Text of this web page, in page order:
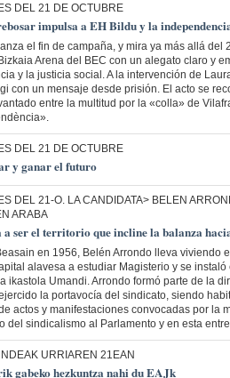
DEL 21 DE OCTUBRE
impulsa a EH Bildu y la
el fin de campaña, y mira ya más allá del
Arena del BEC con un alegato claro y
y la justicia social. A la intervención de
con un mensaje desde prisión. El acto se
entre la multitud por la «colla» de
DEL 21 DE OCTUBRE
y ganar el futuro
DEL 21-O. LA CANDIDATA> BELEN
ARABA
ser el territorio que incline la balanza
en 1956, Belén Arrondo lleva viviendo
alavesa a estudiar Magisterio y se
ikastola Umandi. Arrondo formó parte de la
la portavocía del sindicato, siendo
actos y manifestaciones convocadas por la
del sindicalismo al Parlamento y en esta
URRIAREN 21EAN
gabeko hezkuntza nahi du EAJk